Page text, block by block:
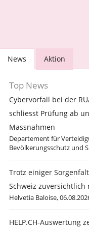
News Aktion
Top News
Cybervorfall bei der
schliesst Prüfung ab
Massnahmen
Departement für
Bevölkerungsschutz und
Trotz einiger
Schweiz zuversichtlich
Helvetia Baloise,
HELP.CH-Auswertung